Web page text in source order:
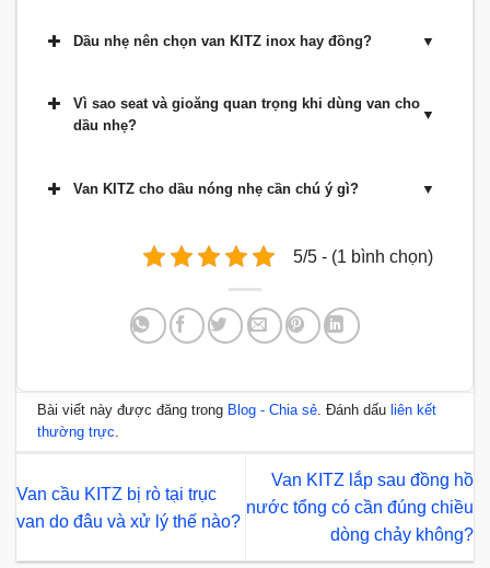
Dầu nhẹ nên chọn van KITZ inox hay đồng?
Vì sao seat và gioăng quan trọng khi dùng van cho
dầu nhẹ?
Van KITZ cho dầu nóng nhẹ cần chú ý gì?
5/5 - (1 bình chọn)
Bài viết này được đăng trong Blog - Chia sẻ. Đánh dấu liên kết
thường trực
Van cầu KITZ bị rò tại trục
van do đâu và xử lý thế nào?
Van KITZ lắp sau đồng hồ
nước tổng có cần đúng chiều
dòng chảy không?